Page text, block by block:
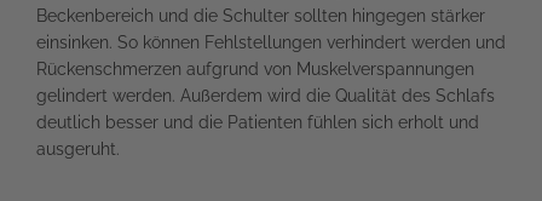
Beckenbereich und die Schulter sollten hingegen stärker
einsinken. So können Fehlstellungen verhindert werden und
Rückenschmerzen aufgrund von Muskelverspannungen
gelindert werden. Außerdem wird die Qualität des Schlafs
deutlich besser und die Patienten fühlen sich erholt und
ausgeruht.